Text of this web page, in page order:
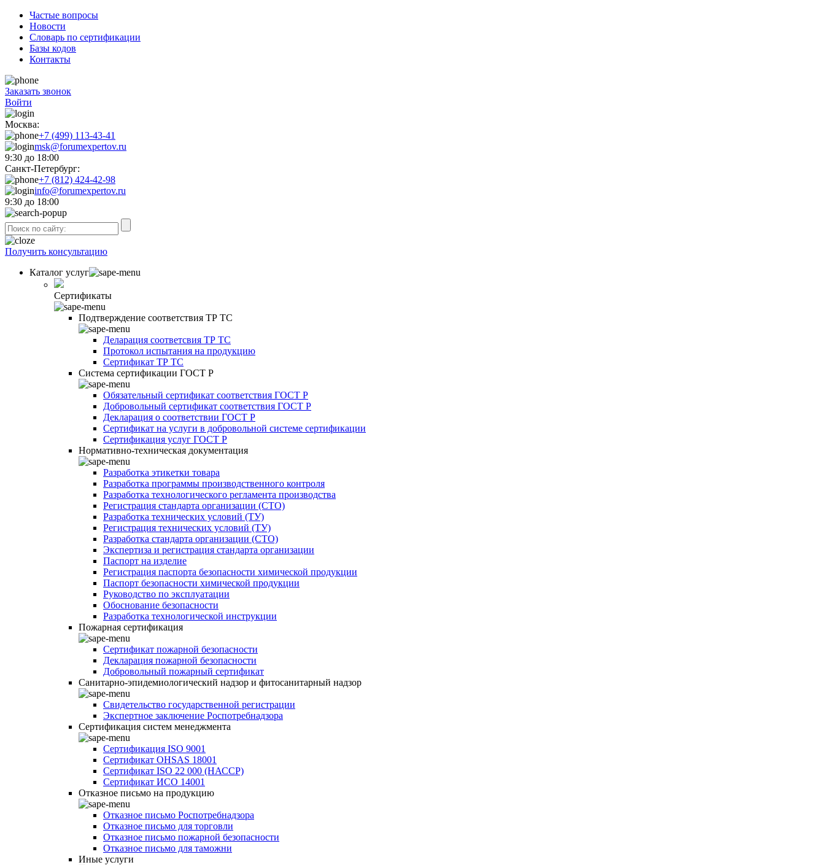
Частые вопросы
Новости
Словарь по сертификации
Базы кодов
Контакты
Заказать звонок
Войти
Москва:
+7 (499) 113-43-41
msk@forumexpertov.ru
9:30 до 18:00
Санкт-Петербург:
+7 (812) 424-42-98
info@forumexpertov.ru
9:30 до 18:00
Получить консультацию
Каталог услуг
Сертификаты
Подтверждение соответствия ТР ТС
Деларация соответсвия ТР ТС
Протокол испытания на продукцию
Сертификат ТР ТС
Система сертификации ГОСТ Р
Обязательный сертификат соответствия ГОСТ Р
Добровольный сертификат соответствия ГОСТ Р
Декларация о соответствии ГОСТ Р
Сертификат на услуги в добровольной системе сертификации
Сертификация услуг ГОСТ Р
Нормативно-техническая документация
Разработка этикетки товара
Разработка программы производственного контроля
Разработка технологического регламента производства
Регистрация стандарта организации (СТО)
Разработка технических условий (ТУ)
Регистрация технических условий (ТУ)
Разработка стандарта организации (СТО)
Экспертиза и регистрация стандарта организации
Паспорт на изделие
Регистрация паспорта безопасности химической продукции
Паспорт безопасности химической продукции
Руководство по эксплуатации
Обоснование безопасности
Разработка технологической инструкции
Пожарная сертификация
Сертификат пожарной безопасности
Декларация пожарной безопасности
Добровольный пожарный сертификат
Санитарно-эпидемиологический надзор и фитосанитарный надзор
Свидетельство государственной регистрации
Экспертное заключение Роспотребнадзора
Сертификация систем менеджмента
Сертификация ISO 9001
Сертификат OHSAS 18001
Сертификат ISO 22 000 (НАССР)
Сертификат ИСО 14001
Отказное письмо на продукцию
Отказное письмо Роспотребнадзора
Отказное письмо для торговли
Отказное письмо пожарной безопасности
Отказное письмо для таможни
Иные услуги